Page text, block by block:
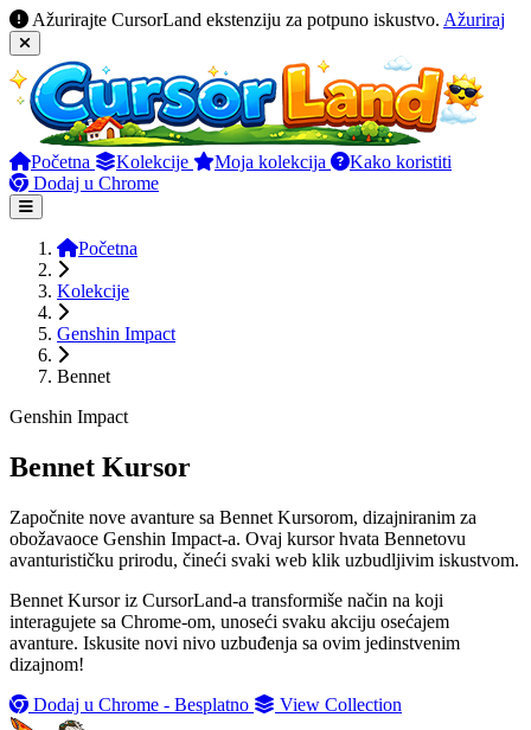
Ažurirajte CursorLand ekstenziju za potpuno iskustvo. Ažuriraj
Početna Kolekcije Moja kolekcija
Kako koristiti
Dodaj u Chrome
Početna
Kolekcije
Genshin Impact
Bennet
Genshin Impact
Bennet Kursor
Započnite nove avanture sa Bennet Kursorom, dizajniranim za
obožavaoce Genshin Impact-a. Ovaj kursor hvata Bennetovu
avanturističku prirodu, čineći svaki web klik uzbudljivim iskustvom.
Bennet Kursor iz CursorLand-a transformiše način na koji
interagujete sa Chrome-om, unoseći svaku akciju osećajem
avanture. Iskusite novi nivo uzbuđenja sa ovim jedinstvenim
dizajnom!
Dodaj u Chrome - Besplatno
View Collection